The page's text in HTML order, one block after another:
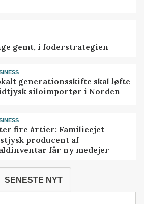
gemt, i foderstrategien
generationsskifte skal løfte
siloimportør i Norden
fire årtier: Familieejet
producent af
får ny medejer
SENESTE NYT